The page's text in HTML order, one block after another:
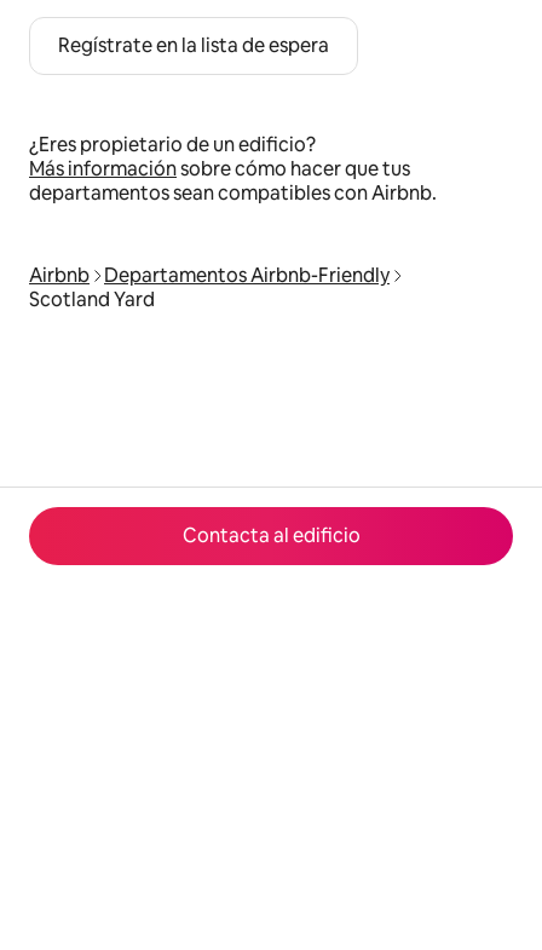
Contacta al edificio
Regístrate en la lista de espera
¿Eres propietario de un edificio?
Más informaciónsobre cómo hacer que tus
departamentos sean compatibles con Airbnb.
Airbnb
Departamentos Airbnb-Friendly
Scotland Yard